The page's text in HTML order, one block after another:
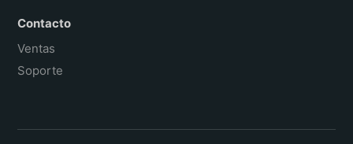
Contacto
Ventas
Soporte